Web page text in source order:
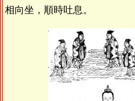
相向坐，順時吐息。